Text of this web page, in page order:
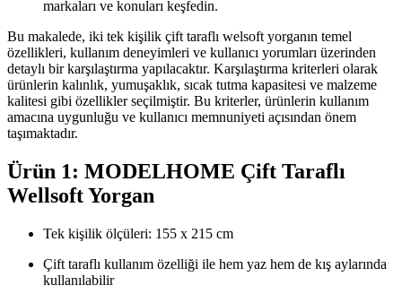
markaları ve konuları keşfedin.
Bu makalede, iki tek kişilik çift taraflı welsoft yorganın temel
özellikleri, kullanım deneyimleri ve kullanıcı yorumları üzerinden
detaylı bir karşılaştırma yapılacaktır. Karşılaştırma kriterleri olarak
ürünlerin kalınlık, yumuşaklık, sıcak tutma kapasitesi ve malzeme
kalitesi gibi özellikler seçilmiştir. Bu kriterler, ürünlerin kullanım
amacına uygunluğu ve kullanıcı memnuniyeti açısından önem
taşımaktadır.
Ürün 1: MODELHOME Çift Taraflı
Wellsoft Yorgan
Tek kişilik ölçüleri: 155 x 215 cm
Çift taraflı kullanım özelliği ile hem yaz hem de kış aylarında
kullanılabilir